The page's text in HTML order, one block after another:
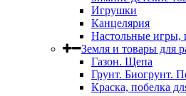
Игрушки
Канцелярия
Настольные игры,
Земля и товары для
Газон. Щепа
Грунт. Биогрунт.
Краска, побелка